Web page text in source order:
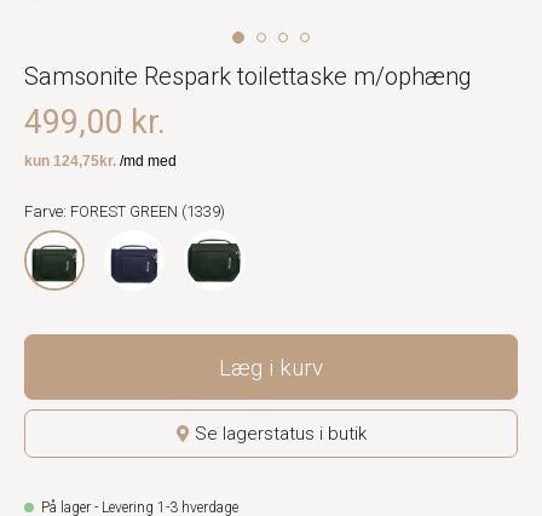
Samsonite Respark toilettaske m/ophæng
499,00 kr.
Farve: FOREST GREEN (1339)
Læg i kurv
Se lagerstatus i butik
På lager - Levering 1-3 hverdage